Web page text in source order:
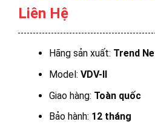
Liên Hệ
Hãng sản xuất: Trend
Model: VDV-II
Giao hàng: Toàn quốc
Bảo hành: 12 tháng